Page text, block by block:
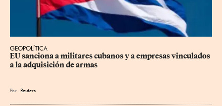
GEOPOLÍTICA
EU sanciona a militares cubanos y a empresas vinculados
a la adquisición de armas
Por Reuters